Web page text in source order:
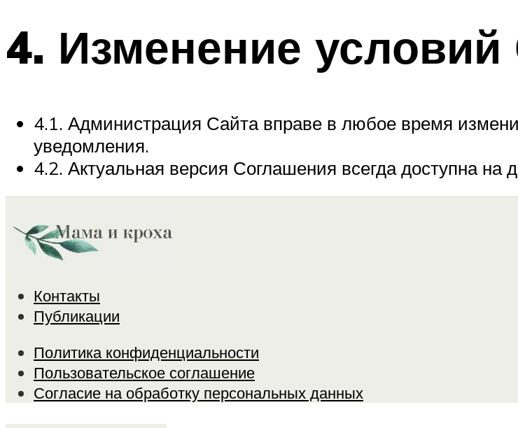
4. Изменение
4.1. Администрация Сайта вправе в любое время
уведомления.
4.2. Актуальная версия Соглашения всегда доступна на
Контакты
Публикации
Политика конфиденциальности
Пользовательское соглашение
Согласие на обработку персональных данных